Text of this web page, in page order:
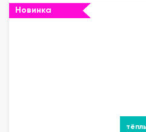
Новинка